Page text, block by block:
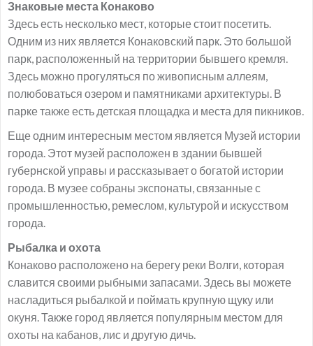
Знаковые места Конаково
Здесь есть несколько мест, которые стоит посетить.
Одним из них является Конаковский парк. Это большой
парк, расположенный на территории бывшего кремля.
Здесь можно прогуляться по живописным аллеям,
полюбоваться озером и памятниками архитектуры. В
парке также есть детская площадка и места для пикников.
Еще одним интересным местом является Музей истории
города. Этот музей расположен в здании бывшей
губернской управы и рассказывает о богатой истории
города. В музее собраны экспонаты, связанные с
промышленностью, ремеслом, культурой и искусством
города.
Рыбалка и охота
Конаково расположено на берегу реки Волги, которая
славится своими рыбными запасами. Здесь вы можете
насладиться рыбалкой и поймать крупную щуку или
окуня. Также город является популярным местом для
охоты на кабанов, лис и другую дичь.